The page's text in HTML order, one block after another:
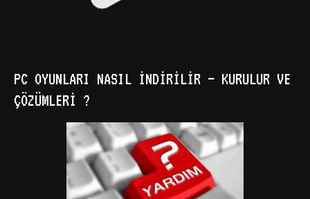
PC OYUNLARI NASIL İNDIRILIR – KURULUR VE
ÇÖZÜMLERI ?